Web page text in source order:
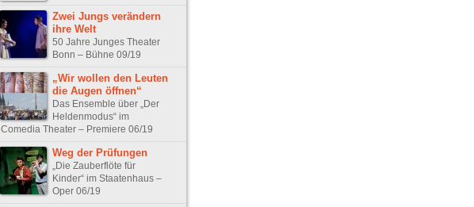
Zwei Jungs verändern
ihre Welt
50 Jahre Junges Theater
Bonn – Bühne 09/19
„Wir wollen den Leuten
die Augen öffnen“
Das Ensemble über „Der
Heldenmodus“ im
Comedia Theater – Premiere 06/19
Weg der Prüfungen
„Die Zauberflöte für
Kinder“ im Staatenhaus –
Oper 06/19